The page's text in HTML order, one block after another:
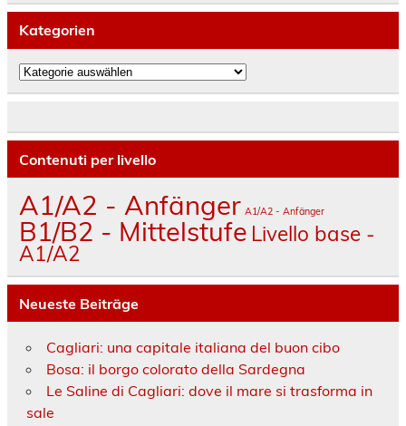
Kategorien
Kategorien
Contenuti per livello
A1/A2 - Anfänger A1/A2 - Anfänger
B1/B2 - Mittelstufe Livello base -
A1/A2
Neueste Beiträge
Cagliari: una capitale italiana del buon cibo
Bosa: il borgo colorato della Sardegna
Le Saline di Cagliari: dove il mare si trasforma in
sale